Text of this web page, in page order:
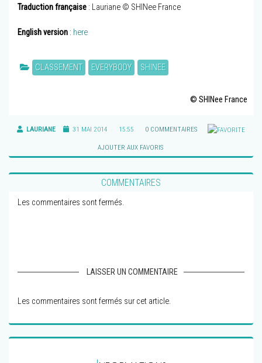
Traduction française : Lauriane © SHINee France
English version : here
CLASSEMENT EVERYBODY SHINEE
© SHINee France
LAURIANE 31 MAI 2014 15:55 0 COMMENTAIRES
AJOUTER AUX FAVORIS
COMMENTAIRES
Les commentaires sont fermés.
LAISSER UN COMMENTAIRE
Les commentaires sont fermés sur cet article.